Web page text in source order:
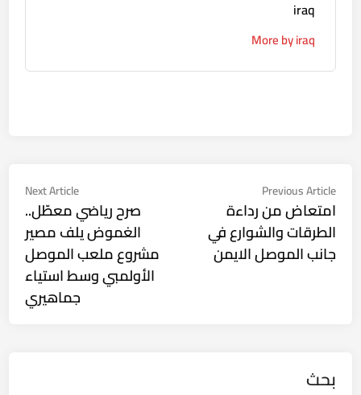
iraq
More by iraq
تصفّح
المقالات
Previous Article
article:
امتعاض من رداءة
الطرقات والشوارع في
جانب الموصل الايمن
Next Article
Next
صرح رياضي معطّل..
الغموض يلف مصير
مشروع ملعب الموصل
الأولمبي وسط استياء
جماهيري
بحث